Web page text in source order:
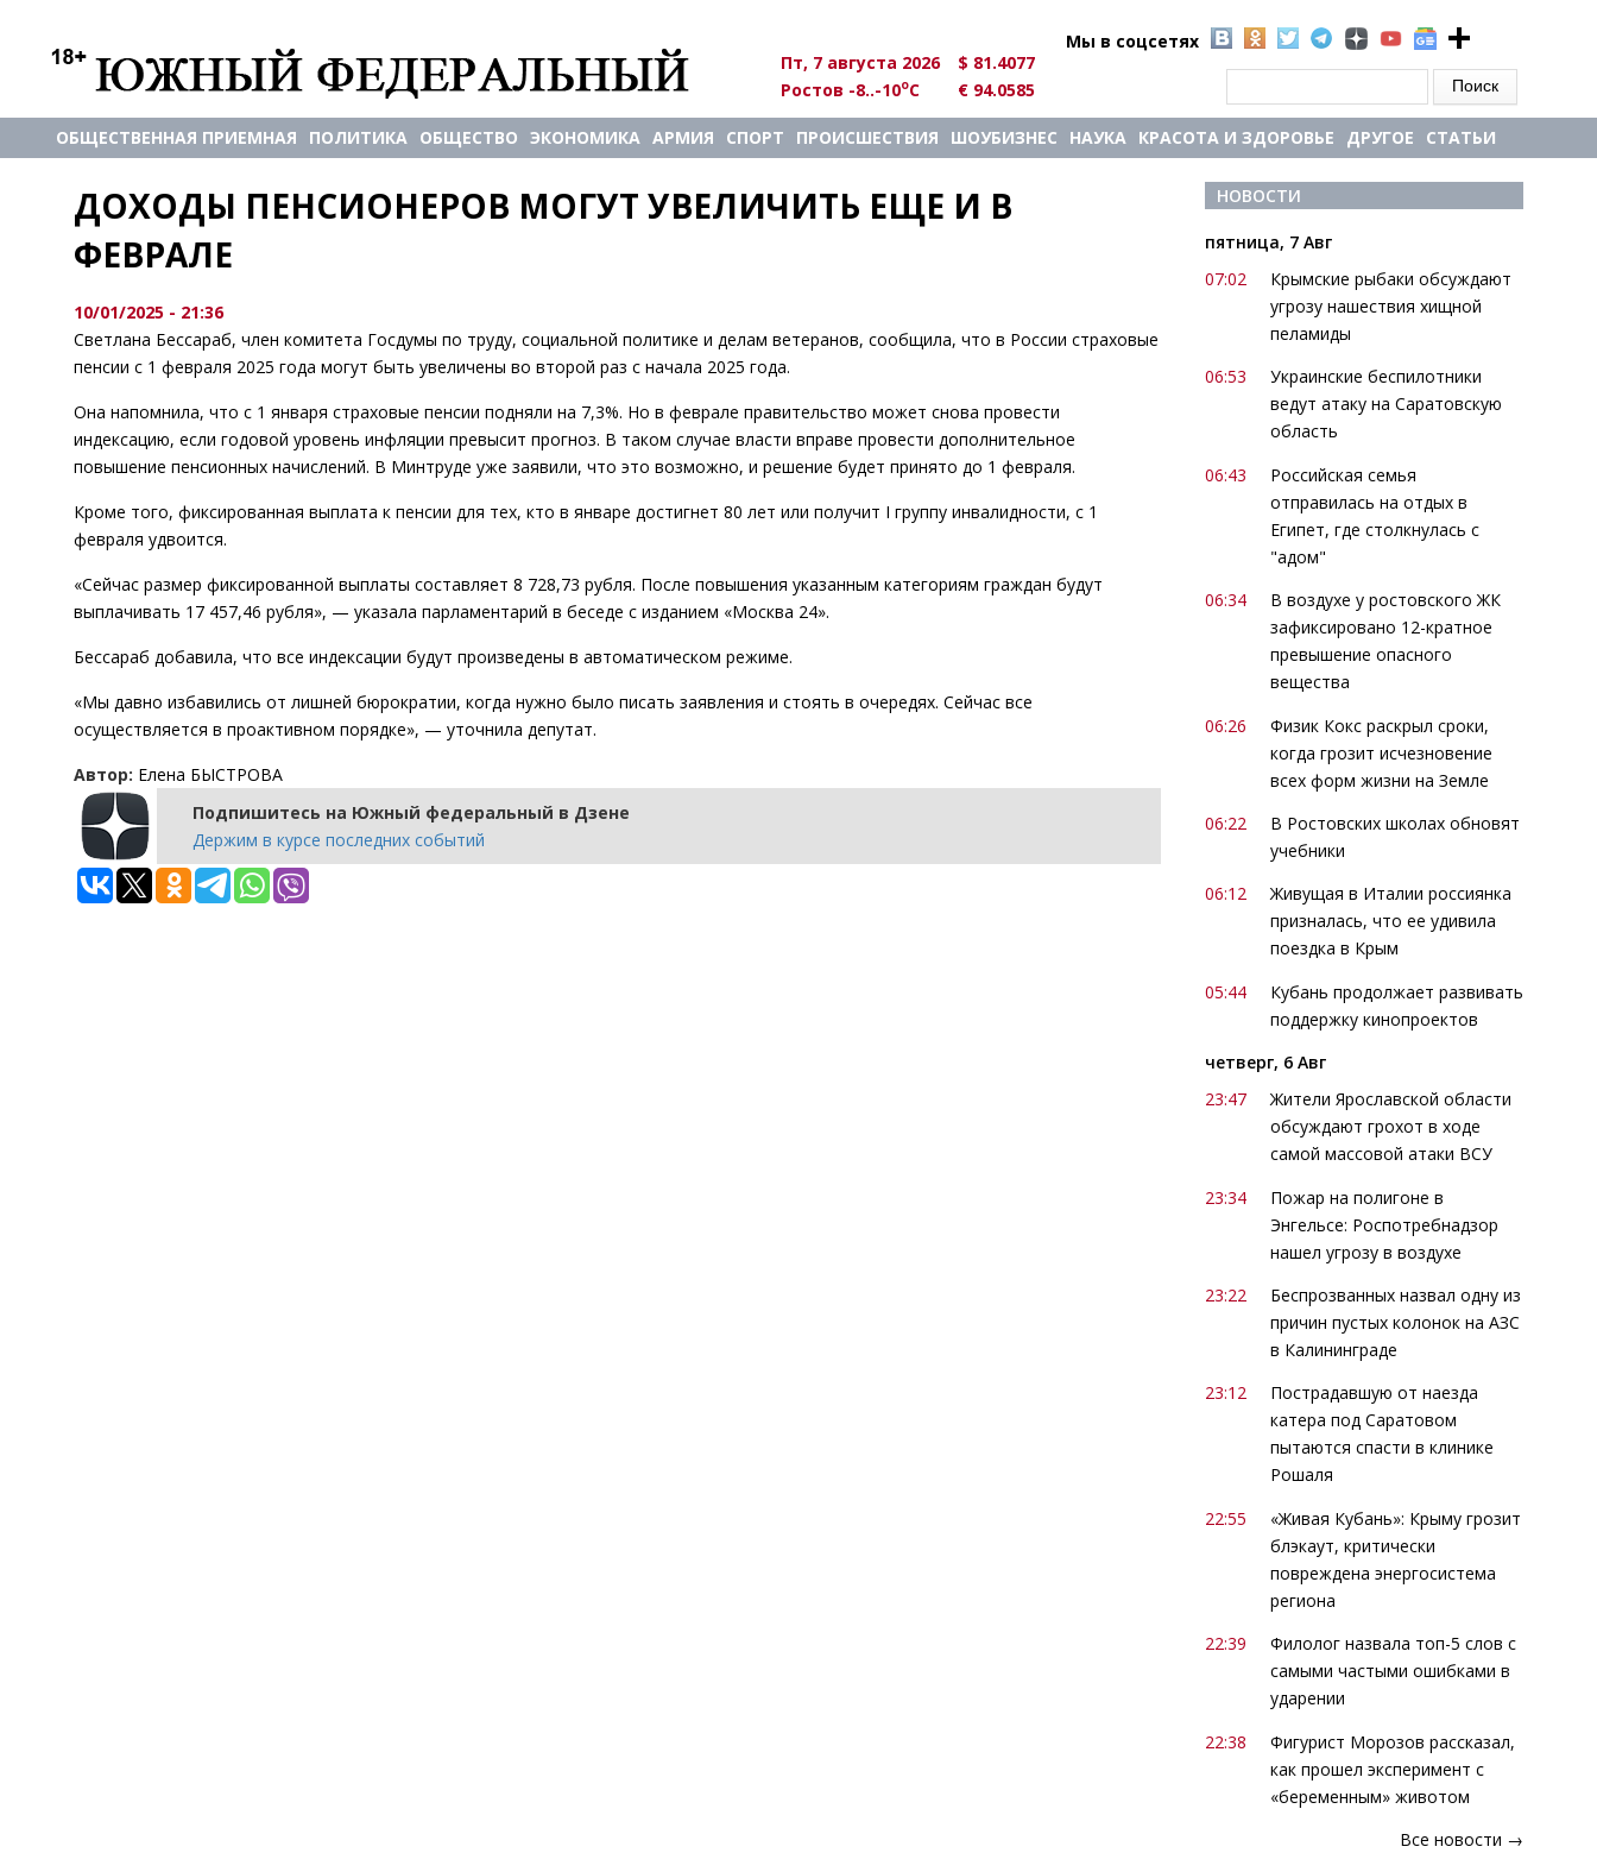
Мы в соцсетях
Пт, 7 августа 2026
$ 81.4077
Ростов -8..-10oC € 94.0585
ОБЩЕСТВЕННАЯ ПРИЕМНАЯ ПОЛИТИКА ОБЩЕСТВО ЭКОНОМИКА АРМИЯ СПОРТ ПРОИСШЕСТВИЯ ШОУБИЗНЕС НАУКА КРАСОТА И ЗДОРОВЬЕ ДРУГОЕ СТАТЬИ
ДОХОДЫ ПЕНСИОНЕРОВ МОГУТ УВЕЛИЧИТЬ ЕЩЕ И В
ФЕВРАЛЕ
10/01/2025 - 21:36
Светлана Бессараб, член комитета Госдумы по труду, социальной политике и делам ветеранов, сообщила, что в России страховые
пенсии с 1 февраля 2025 года могут быть увеличены во второй раз с начала 2025 года.
Она напомнила, что с 1 января страховые пенсии подняли на 7,3%. Но в феврале правительство может снова провести
индексацию, если годовой уровень инфляции превысит прогноз. В таком случае власти вправе провести дополнительное
повышение пенсионных начислений. В Минтруде уже заявили, что это возможно, и решение будет принято до 1 февраля.
Кроме того, фиксированная выплата к пенсии для тех, кто в январе достигнет 80 лет или получит I группу инвалидности, с 1
февраля удвоится.
«Сейчас размер фиксированной выплаты составляет 8 728,73 рубля. После повышения указанным категориям граждан будут
выплачивать 17 457,46 рубля», — указала парламентарий в беседе с изданием «Москва 24».
Бессараб добавила, что все индексации будут произведены в автоматическом режиме.
«Мы давно избавились от лишней бюрократии, когда нужно было писать заявления и стоять в очередях. Сейчас все
осуществляется в проактивном порядке», — уточнила депутат.
Автор: Елена БЫСТРОВА
Подпишитесь на Южный федеральный в Дзене
Держим в курсе последних событий
НОВОСТИ
пятница, 7 Авг
07:02
Крымские рыбаки обсуждают
угрозу нашествия хищной
пеламиды
06:53
Украинские беспилотники
ведут атаку на Саратовскую
область
06:43
Российская семья
отправилась на отдых в
Египет, где столкнулась с
"адом"
06:34
В воздухе у ростовского ЖК
зафиксировано 12-кратное
превышение опасного
вещества
06:26
Физик Кокс раскрыл сроки,
когда грозит исчезновение
всех форм жизни на Земле
06:22
В Ростовских школах обновят
учебники
06:12
Живущая в Италии россиянка
призналась, что ее удивила
поездка в Крым
05:44
Кубань продолжает развивать
поддержку кинопроектов
четверг, 6 Авг
23:47
Жители Ярославской области
обсуждают грохот в ходе
самой массовой атаки ВСУ
23:34
Пожар на полигоне в
Энгельсе: Роспотребнадзор
нашел угрозу в воздухе
23:22
Беспрозванных назвал одну из
причин пустых колонок на АЗС
в Калининграде
23:12
Пострадавшую от наезда
катера под Саратовом
пытаются спасти в клинике
Рошаля
22:55
«Живая Кубань»: Крыму грозит
блэкаут, критически
повреждена энергосистема
региона
22:39
Филолог назвала топ-5 слов с
самыми частыми ошибками в
ударении
22:38
Фигурист Морозов рассказал,
как прошел эксперимент с
«беременным» животом
Все новости →